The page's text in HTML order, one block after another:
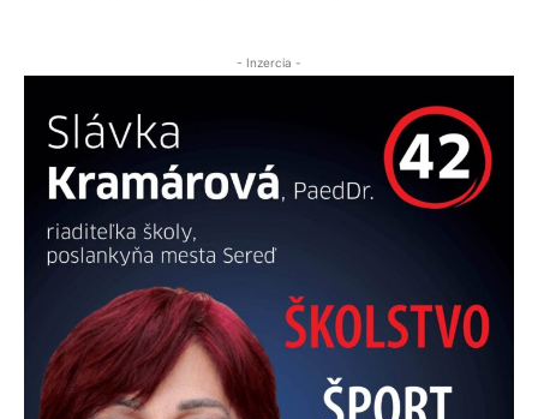
- Inzercia -